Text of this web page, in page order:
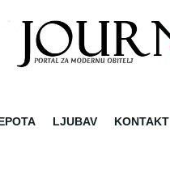
LJUBAV KONTAKT